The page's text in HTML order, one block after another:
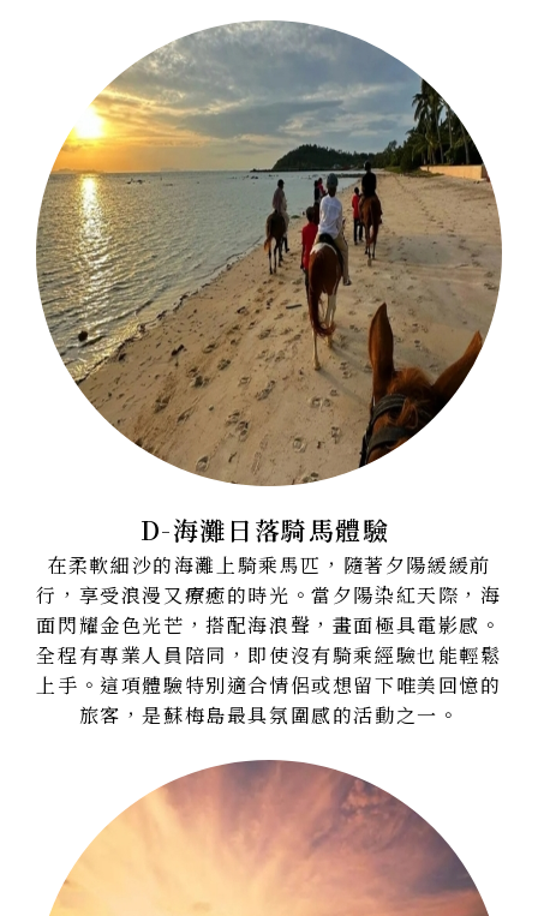
D-海灘日落騎馬體驗
在柔軟細沙的海灘上騎乘馬匹，隨著夕陽緩緩前
行，享受浪漫又療癒的時光。當夕陽染紅天際，海
面閃耀金色光芒，搭配海浪聲，畫面極具電影感。
全程有專業人員陪同，即使沒有騎乘經驗也能輕鬆
上手。這項體驗特別適合情侶或想留下唯美回憶的
旅客，是蘇梅島最具氛圍感的活動之一。